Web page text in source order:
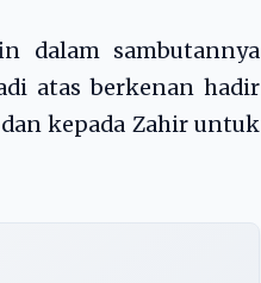
dalam sambutannya
atas berkenan hadir
kepada Zahir untuk